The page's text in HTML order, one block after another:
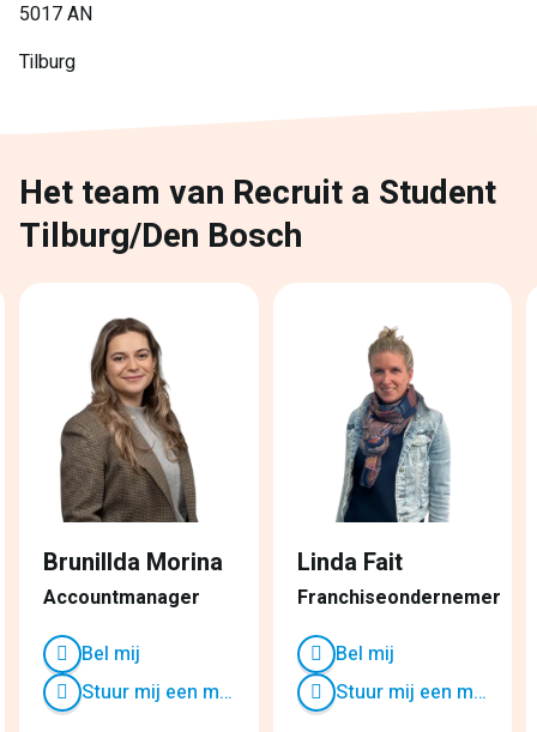
5017 AN
Tilburg
Het team van Recruit a Student
Tilburg/Den Bosch
Brunillda Morina
Accountmanager
Bel mij
Stuur mij een mailtje
Linda Fait
Franchiseondernemer
Bel mij
Stuur mij een mailtje